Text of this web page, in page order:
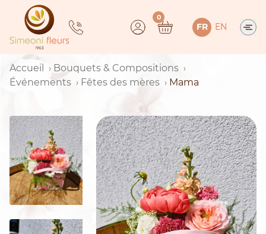
content
0
FR EN
Accueil
Bouquets & Compositions
Événements
Fêtes des mères Mama